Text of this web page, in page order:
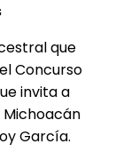
que
Concurso
invita a
García.